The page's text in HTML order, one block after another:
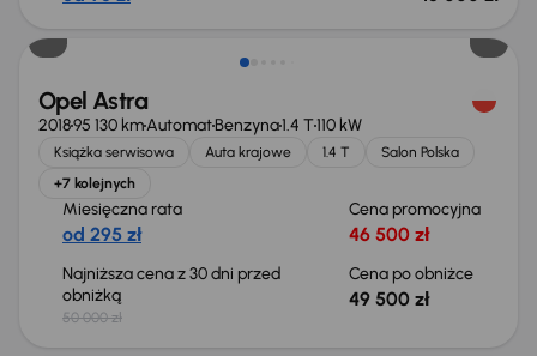
Taniej o 500 zł
Opel Astra
201895 130 kmAutomatBenzyna1.4 T110 kW
Książka serwisowa Auta krajowe 1.4 T
Salon Polska
+7 kolejnych
Miesięczna rata
od 295 zł
Cena promocyjna
46 500 zł
Najniższa cena z 30 dni przed
obniżką
50 000 zł
Cena po obniżce
49 500 zł